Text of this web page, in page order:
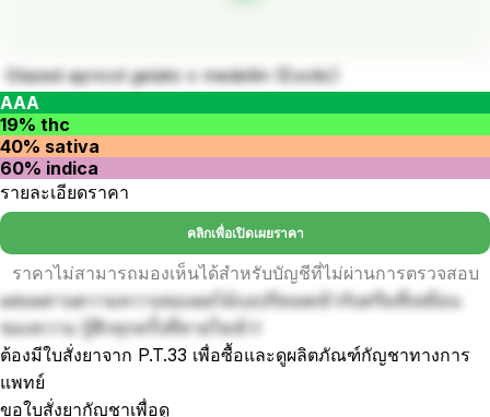
Glazed apricot gelato x medellin (Exotic)
AAA
19% thc
40% sativa
60% indica
รายละเอียดราคา
คลิกเพื่อเปิดเผยราคา
ราคาไม่สามารถมองเห็นได้สำหรับบัญชีที่ไม่ผ่านการตรวจสอบ
ผสมผสานความหวานของผลไม้แอปริคอตเข้ากับครีมที่เหมือน
ของหวาน รู้สึกทุกครั้งที่หายใจเข้า!
ต้องมีใบสั่งยาจาก P.T.33 เพื่อซื้อและดูผลิตภัณฑ์กัญชาทางการ
แพทย์
ขอใบสั่งยากัญชาเพื่อดู